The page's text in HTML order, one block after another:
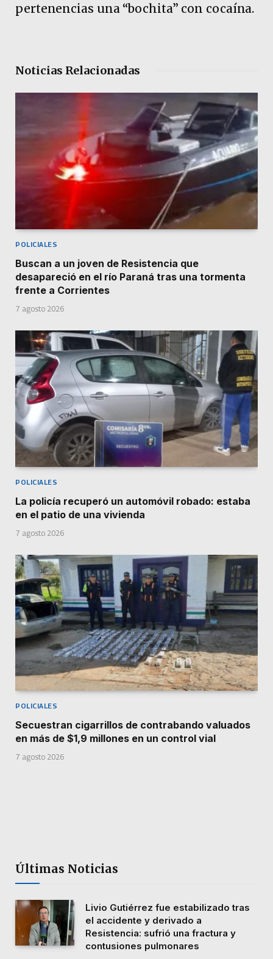
pertenencias una “bochita” con cocaína.
Noticias Relacionadas
POLICIALES
Buscan a un joven de Resistencia que
desapareció en el río Paraná tras una tormenta
frente a Corrientes
7 agosto 2026
POLICIALES
La policía recuperó un automóvil robado: estaba
en el patio de una vivienda
7 agosto 2026
POLICIALES
Secuestran cigarrillos de contrabando valuados
en más de $1,9 millones en un control vial
7 agosto 2026
Últimas Noticias
Livio Gutiérrez fue estabilizado tras
el accidente y derivado a
Resistencia: sufrió una fractura y
contusiones pulmonares